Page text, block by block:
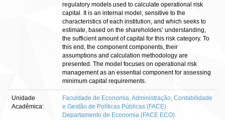
regulatory models used to calculate operational risk
capital. It is an internal model, sensitive to the
characteristics of each institution, and which seeks to
estimate, based on the shareholders’ understanding,
the sufficient amount of capital for this risk category. To
this end, the component components, their
assumptions and calculation methodology are
presented. The model focuses on operational risk
management as an essential component for assessing
minimum capital requirements.
Unidade
Acadêmica:
Faculdade de Economia, Administração, Contabilidade
e Gestão de Políticas Públicas (FACE)
Departamento de Economia (FACE ECO)